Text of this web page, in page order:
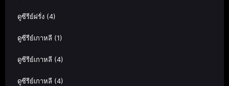
ดูซีรีย์ฝรั่ง (4)
ดูซีรีย์เกาหลี (1)
ดูซีรีย์เกาหลี (4)
ดูซีรีย์เกาหลี (4)